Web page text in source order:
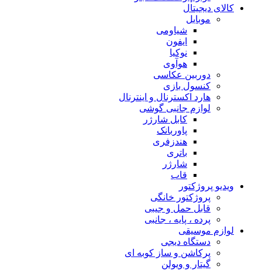
کالای دیجیتال
موبایل
شیاومی
ایفون
نوکیا
هوآوی
دوربین عکاسی
کنسول بازی
هارد اکسترنال و اینترنال
لوازم جانبی گوشی
کابل شارژر
پاوربانک
هندزفری
باتری
شارژر
قاب
ویدیو پروژکتور
پروژکتور خانگی
قابل حمل و جیبی
پرده ، پایه ، جانبی
لوازم موسیقی
دستگاه دیجى
پرکاشن و ساز کوبه ای
گیتار و ویولن